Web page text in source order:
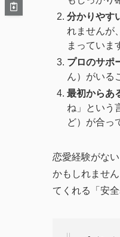
分かりやす
れませんが
まっていま
プロのサポ
ん）がいる
最初からあ
ね」という
ど）が合っ
恋愛経験がな
かもしれませ
てくれる「安